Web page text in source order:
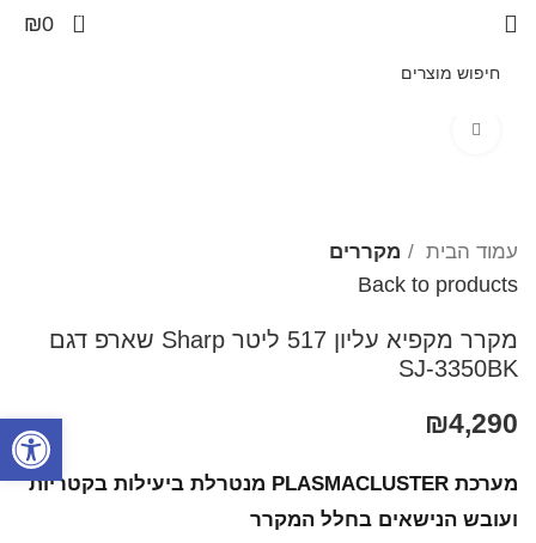
0
₪0
עמוד הבית מקררים
Back to products
מקרר מקפיא עליון 517 ליטר Sharp שארפ דגם
SJ-3350BK
₪4,290
מערכת PLASMACLUSTER מנטרלת ביעילות בקטריות
ועובש הנישאים בחלל המקרר
פתח